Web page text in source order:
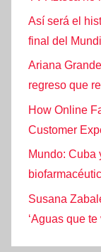
Así será el
final del
Ariana
regreso que
How Online
Customer
Mundo: Cuba
Susana
‘Aguas que